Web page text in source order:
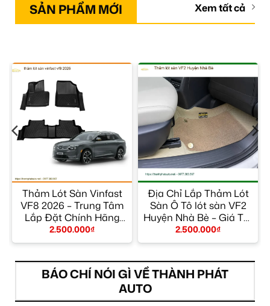
SẢN PHẨM MỚI Xem tất cả
Thảm Lót Sàn Vinfast
VF8 2026 – Trung Tâm
Lắp Đặt Chính Hãng
TPHCM
2.500.000₫
Địa Chỉ Lắp Thảm Lót
Sàn Ô Tô lót sàn VF2
Huyện Nhà Bè – Giá Tốt
TPHCM
2.500.000₫
BÁO CHÍ NÓI GÌ VỀ THÀNH PHÁT
AUTO